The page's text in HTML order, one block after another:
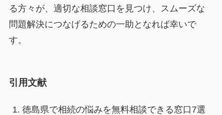
る方々が、適切な相談窓口を見つけ、スムーズな
問題解決につなげるための一助となれば幸いで
す。
引用文献
徳島県で相続の悩みを無料相談できる窓口7選